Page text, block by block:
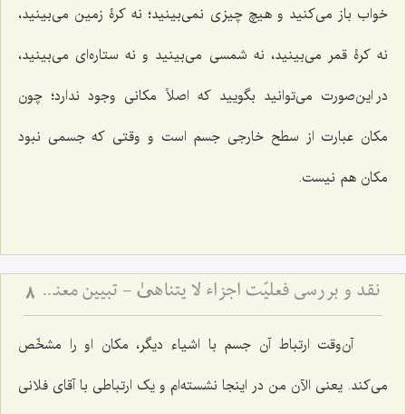
خواب باز می‌کنید و هیچ چیزی نمی‌بینید؛ نه کرۀ زمین می‌بینید،
نه کرۀ قمر می‌بینید، نه شمسی می‌بینید و نه ستاره‌ای می‌بینید،
در این‌صورت می‌توانید بگویید که اصلاً مکانی وجود ندارد؛ چون
مکان عبارت از سطح خارجی جسم است و وقتی که جسمی نبود
مکان هم نیست.
نقد و بررسی فعلیّت اجزاء لا یتناهیٰ - تبیین معنای حرکت و اقسام آن 8
آن‌وقت ارتباط آن جسم با اشیاء دیگر، مکان او را مشخّص
می‌کند. یعنی الآن من در اینجا نشسته‌ام و یک ارتباطی با آقای فلانی